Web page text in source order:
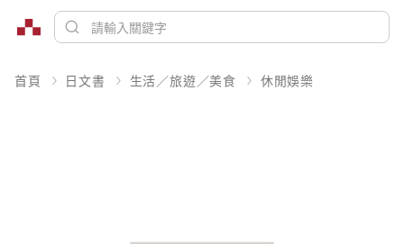
首頁 日文書 生活／旅遊／美食 休閒娛樂